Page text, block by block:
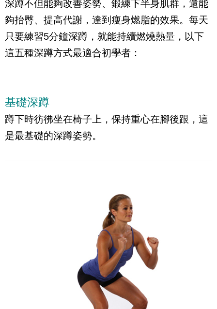
深蹲不但能夠改善姿勢、鍛練下半身肌群，還能
夠抬臀、提高代謝，達到瘦身燃脂的效果。每天
只要練習5分鐘深蹲，就能持續燃燒熱量，以下
這五種深蹲方式最適合初學者：
基礎深蹲
蹲下時彷彿坐在椅子上，保持重心在腳後跟，這
是最基礎的深蹲姿勢。